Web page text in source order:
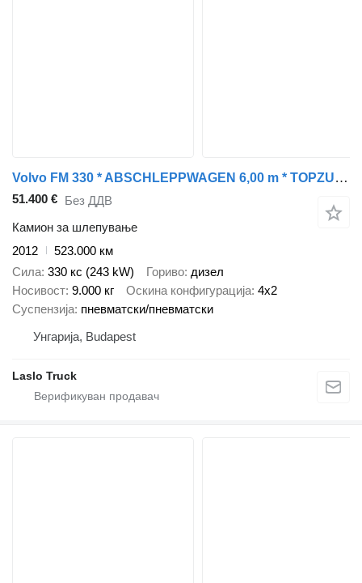
Volvo FM 330 * ABSCHLEPPWAGEN 6,00 m * TOPZUSTAND
51.400 € Без ДДВ
Камион за шлепување
2012
523.000 км
Сила 330 кс (243 kW) Гориво дизел
Носивост 9.000 кг Оскина конфигурација 4x2
Суспензија пневматски/пневматски
Унгарија, Budapest
Laslo Truck